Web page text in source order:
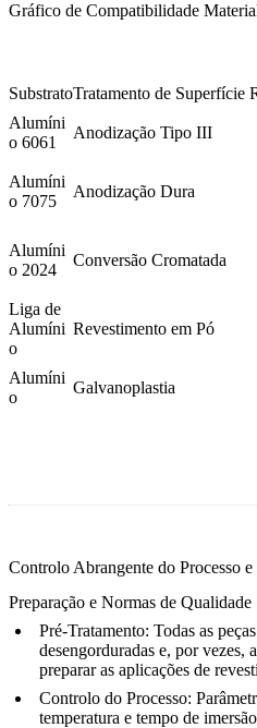
Gráfico de Compatibilidade
SubstratoTratamento de Superfície
Alumíni
o 6061
Anodização Tipo III
Alumíni
o 7075
Anodização Dura
Alumíni
o 2024
Conversão Cromatada
Liga de
Alumíni
o
Revestimento em Pó
Alumíni
o
Galvanoplastia
Controlo Abrangente do Processo
Preparação e Normas de Qualidade
Pré-Tratamento: Todas as
desengorduradas e, por vezes,
preparar as aplicações de
Controlo do Processo:
temperatura e tempo de